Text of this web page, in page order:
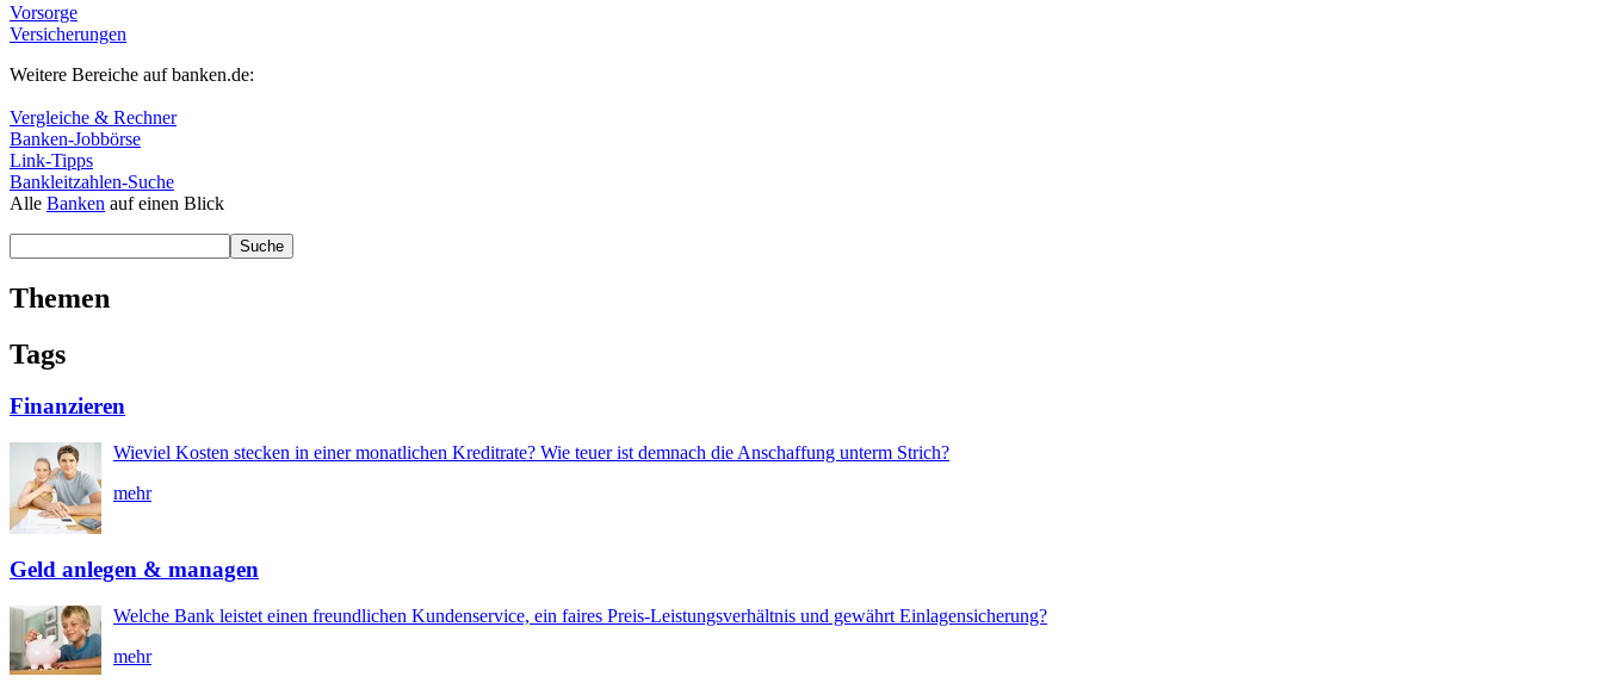
Vorsorge
Versicherungen
Weitere Bereiche auf banken.de:
Vergleiche & Rechner
Banken-Jobbörse
Link-Tipps
Bankleitzahlen-Suche
Alle Banken auf einen Blick
Themen
Tags
Finanzieren
Wieviel Kosten stecken in einer monatlichen Kreditrate? Wie teuer ist demnach die Anschaffung unterm Strich?
mehr
Geld anlegen & managen
Welche Bank leistet einen freundlichen Kundenservice, ein faires Preis-Leistungsverhältnis und gewährt Einlagensicherung?
mehr